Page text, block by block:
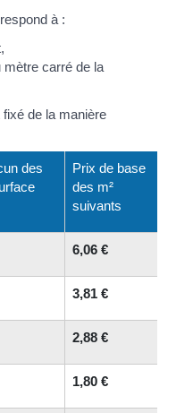
à :
mètre carré de la
de la manière
des
Prix de base
des m²
suivants
6,06 €
3,81 €
2,88 €
1,80 €